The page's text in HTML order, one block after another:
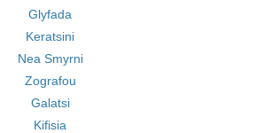
Glyfada
Keratsini
Nea Smyrni
Zografou
Galatsi
Kifisia